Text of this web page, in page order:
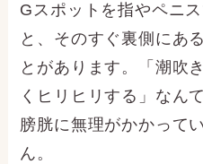
Gスポットを指やペニ
と、そのすぐ裏側にあ
とがあります。「潮吹
くヒリヒリする」なん
膀胱に無理がかかって
ん。